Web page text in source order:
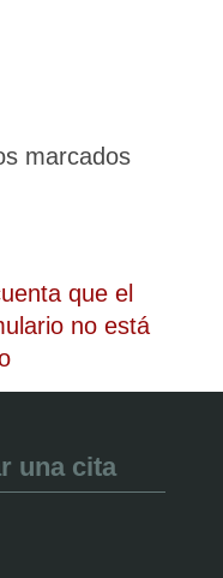
que el
no está
una cita